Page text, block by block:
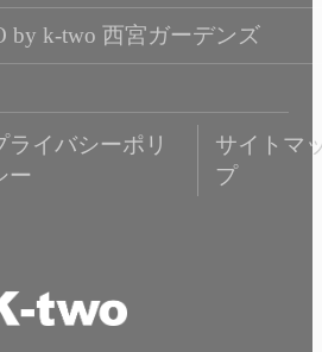
by k-two 西宮ガーデンズ
ライバシーポリ
ー
サイトマ
プ